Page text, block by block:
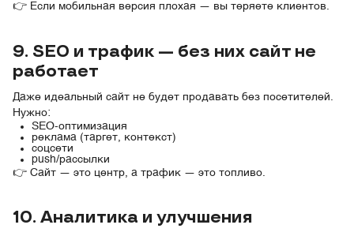
👉 Если мобильная версия плохая — вы теряете клиентов.
9. SEO и трафик — без них сайт не
работает
Даже идеальный сайт не будет продавать без посетителей.
Нужно:
SEO-оптимизация
реклама (таргет, контекст)
соцсети
push/рассылки
👉 Сайт — это центр, а трафик — это топливо.
10. Аналитика и улучшения